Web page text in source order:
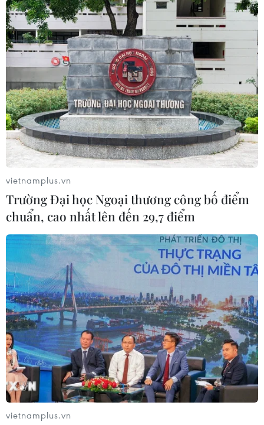
vietnamplus.vn
Trường Đại học Ngoại thương công bố điểm
chuẩn, cao nhất lên đến 29,7 điểm
vietnamplus.vn